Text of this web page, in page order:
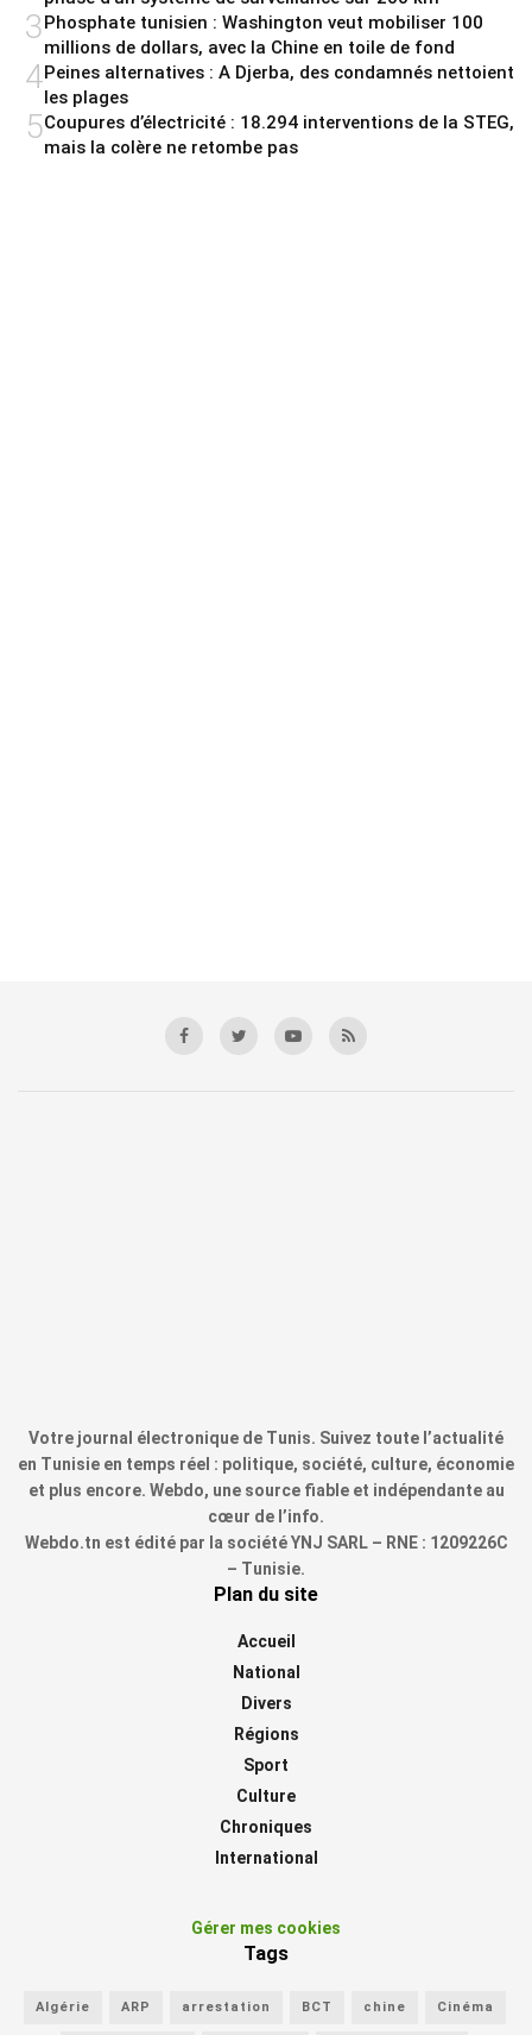
3Phosphate tunisien : Washington veut mobiliser 100
millions de dollars, avec la Chine en toile de fond
4Peines alternatives : A Djerba, des condamnés nettoient
les plages
5Coupures d’électricité : 18.294 interventions de la STEG,
mais la colère ne retombe pas
Votre journal électronique de Tunis. Suivez toute l’actualité
en Tunisie en temps réel : politique, société, culture, économie
et plus encore. Webdo, une source fiable et indépendante au
cœur de l’info.
Webdo.tn est édité par la société YNJ SARL – RNE : 1209226C
– Tunisie.
Plan du site
Accueil
National
Divers
Régions
Sport
Culture
Chroniques
International
Gérer mes cookies
Tags
Algérie ARP arrestation BCT chine Cinéma